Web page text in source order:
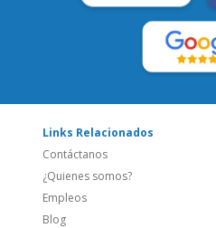
Contáctanos
¿Quienes somos?
Empleos
Blog
Social